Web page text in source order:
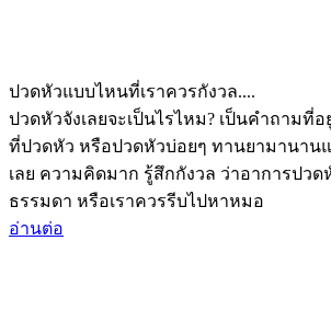
ปวดหัวแบบไหนที่เราควรกังวล....
ปวดหัวจังเลยจะเป็นไรไหม? เป็นคำถามที่
ที่ปวดหัว หรือปวดหัวบ่อยๆ ทานยามานาน
เลย ความคิดมาก รู้สึกกังวล ว่าอาการปวด
ธรรมดา หรือเราควรรีบไปหาหมอ
อ่านต่อ